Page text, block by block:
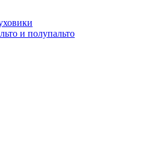
и полупальто